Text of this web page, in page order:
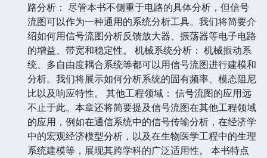
路分析： 尽管本书不侧重于电路的具体分析，但信号
流图可以作为一种通用的系统分析工具。我们将简要介
绍如何用信号流图分析反馈放大器、振荡器等电子电路
的增益、带宽和稳定性。 机械系统分析： 机械振动系
统、多自由度耦合系统等都可以用信号流图进行建模和
分析。我们将展示如何分析系统的固有频率、模态阻尼
比以及响应特性。 其他工程领域： 信号流图的应用远
不止于此。本章还将简要提及信号流图在其他工程领域
的应用，例如在通信系统中的信号传输分析，在经济学
中的宏观经济模型分析，以及在生物医学工程中的生理
系统建模等，展现其跨学科的广泛适用性。 本书特点